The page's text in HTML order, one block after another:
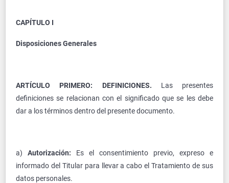
CAPÍTULO I
Disposiciones Generales
ARTÍCULO PRIMERO: DEFINICIONES. Las presentes
definiciones se relacionan con el significado que se les debe
dar a los términos dentro del presente documento.
a) Autorización: Es el consentimiento previo, expreso e
informado del Titular para llevar a cabo el Tratamiento de sus
datos personales.